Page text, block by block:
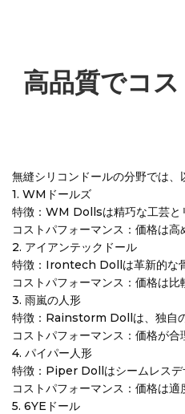
高品質でコ
無縫シリコンドールの分野では
1. WMドールズ
特徴：WM Dollsは精巧な工芸と
コストパフォーマンス：価格は
2. アイアンテックドール
特徴：Irontech Dollは革新的な骨
コストパフォーマンス：価格は
3. 雨嵐の人形
特徴：Rainstorm Dollは、独自の
コストパフォーマンス：価格が
4. パイパー人形
特徴：Piper Dollはシームレスデ
コストパフォーマンス：価格は適
5. 6YEドール